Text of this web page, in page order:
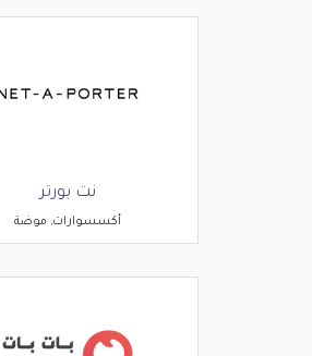
نت بورتر
أكسسوارات, موضة